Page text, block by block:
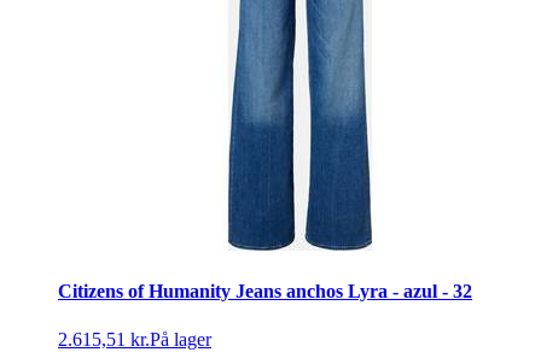
Citizens of Humanity Jeans anchos Lyra - azul - 32
2.615,51 kr.På lager